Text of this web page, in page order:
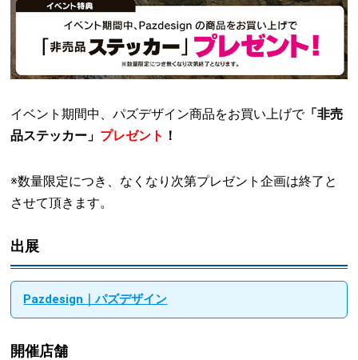
イベント期間中、パズデザイン商品をお買い上げで「非売
品ステッカー」 プレゼント ！
※数量限定につき、なくなり次第プレゼント企画は終了と
させて頂きます。
出展
Pazdesign｜パズデザイン
開催店舗